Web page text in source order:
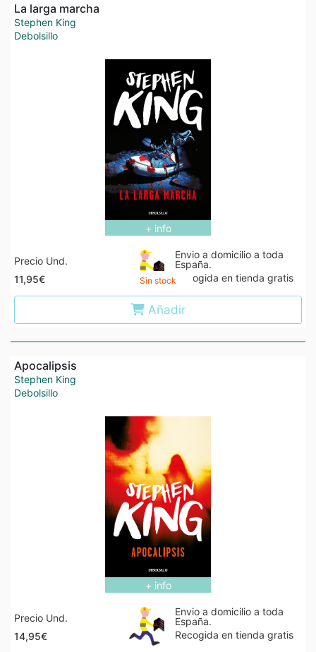
La larga marcha
Stephen King
Debolsillo
+ info
Precio Und.
11,95€
Envio a domicilio a toda
España.
Recogida en tienda gratis
Sin stock
Añadir
Apocalipsis
Stephen King
Debolsillo
+ info
Precio Und.
14,95€
Envio a domicilio a toda
España.
Recogida en tienda gratis